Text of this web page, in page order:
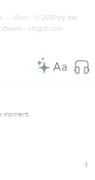
--- Grec : © 2010 by the
- sblgnt.com
1